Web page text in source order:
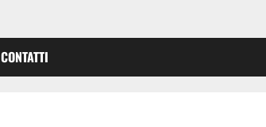
CONTATTI